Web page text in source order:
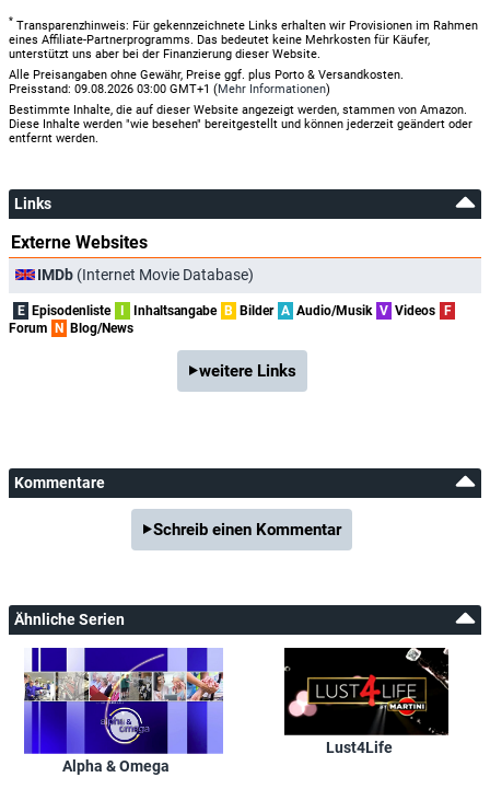
* Transparenzhinweis: Für gekennzeichnete Links erhalten wir Provisionen im Rahmen
eines Affiliate-Partnerprogramms. Das bedeutet keine Mehrkosten für Käufer,
unterstützt uns aber bei der Finanzierung dieser Website.
Alle Preisangaben ohne Gewähr, Preise ggf. plus Porto & Versandkosten.
Preisstand: 09.08.2026 03:00 GMT+1 (Mehr Informationen)
Bestimmte Inhalte, die auf dieser Website angezeigt werden, stammen von Amazon.
Diese Inhalte werden "wie besehen" bereitgestellt und können jederzeit geändert oder
entfernt werden.
Links
Externe Websites
IMDb (Internet Movie Database)
E Episodenliste I Inhaltsangabe B Bilder A Audio/Musik V Videos F
Forum N Blog/News
weitere Links
Kommentare
Schreib einen Kommentar
Ähnliche Serien
Alpha & Omega
Lust4Life